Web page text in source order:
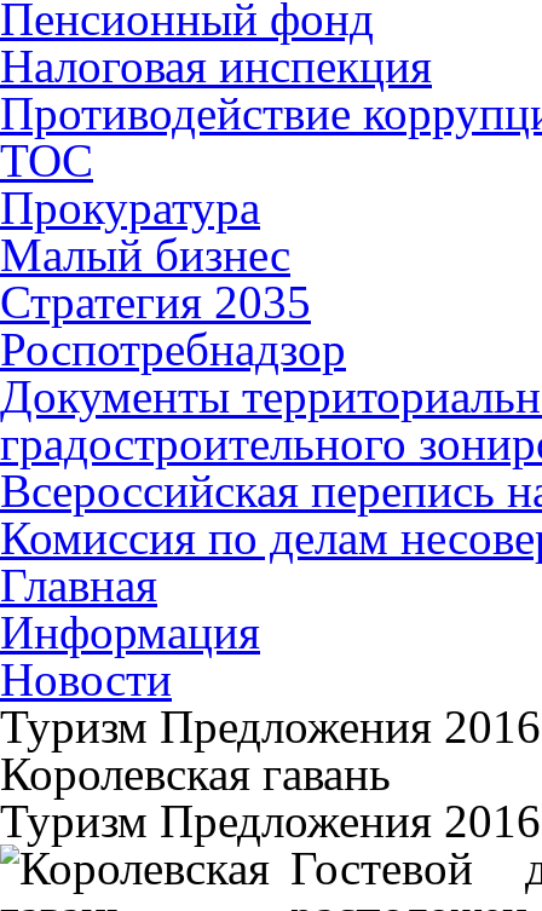
Пенсионный фонд
Налоговая инспекция
Противодействие
ТОС
Прокуратура
Малый бизнес
Стратегия 2035
Роспотребнадзор
Документы
градостроительного
Всероссийская перепись
Комиссия по делам
Главная
Информация
Новости
Туризм Предложения 2016
Королевская гавань
Туризм Предложения 2016
Гостевой